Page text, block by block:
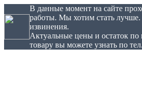
В данные момент на сайте
работы. Мы хотим стать
извинения.
Актуальные цены и остаток
товару вы можете узнать по